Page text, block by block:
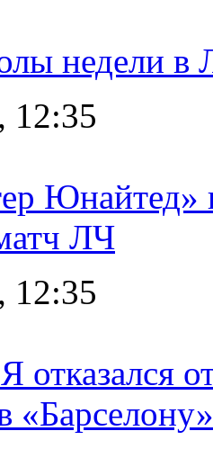
недели в
12:35
Юнайтед»
ЛЧ
12:35
отказался
«Барселону»